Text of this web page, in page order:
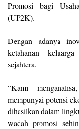
Promosi bagi
(UP2K).
Dengan adanya
ketahanan
sejahtera.
“Kami
mempunyai potensi
dihasilkan dalam
wadah promosi